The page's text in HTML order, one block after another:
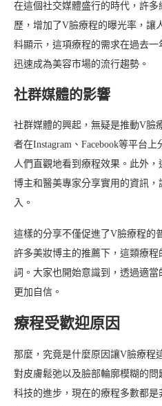
在這個社交媒體盛行的時代，許
歷，增加了V臉療程的曝光率，讓
料顯示，這項療程的需求在過去
迅速成為美容市場的流行趨勢。
社群媒體的影響
社群媒體的興起，無疑是推動V臉
者在Instagram、Facebook等平台
人們直觀地看到療程效果。此外
博主和醫美專家分享實用的資訊
入。
這樣的分享不僅促進了V臉療程的
許多美妝博主的推薦下，這類療
詞。大家也開始意識到，透過適
更加自信。
療程受歡迎原因
那麼，究竟是什麼原因讓V臉療程
對皮膚鬆弛以及臉部輪廓模糊的
科技的進步，現在的療程多數都